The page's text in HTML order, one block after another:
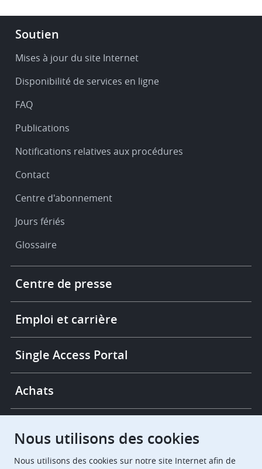
Footer
Service
support
Soutien
Mises à jour du site Internet
Disponibilité de services en ligne
FAQ
Publications
Notifications relatives aux procédures
Contact
Centre d'abonnement
Jours fériés
Glossaire
More
links
Centre de presse
Emploi et carrière
Single Access Portal
Achats
European Patent Office EPO Jobs
Nous utilisons des cookies
Nous utilisons des cookies sur notre site Internet afin de